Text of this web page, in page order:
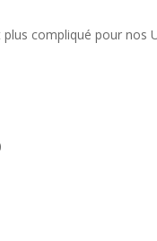
compliqué pour nos